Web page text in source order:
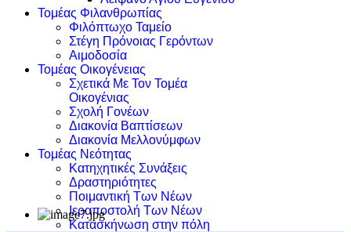
Τομέας Φιλανθρωπίας
Φιλόπτωχο Ταμείο
Στέγη Πρόνοιας Γερόντων
Αιμοδοσία
Τομέας Οικογένειας
Σχετικά Με Τον Τομέα
Οικογένιας
Σχολή Γονέων
Διακονία Βαπτίσεων
Διακονία Μελλονύμφων
Τομέας Νεότητας
Κατηχητικές Συνάξεις
Δραστηριότητες
Ποιμαντική Των Νέων
Ιεραποστολή Των Νέων
Κατασκήνωση στην πόλη